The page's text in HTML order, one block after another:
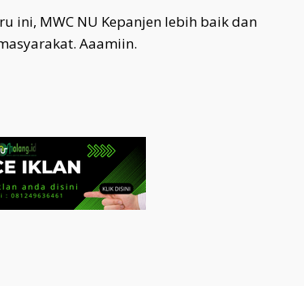
ini, MWC NU Kepanjen lebih baik dan
Aaamiin.